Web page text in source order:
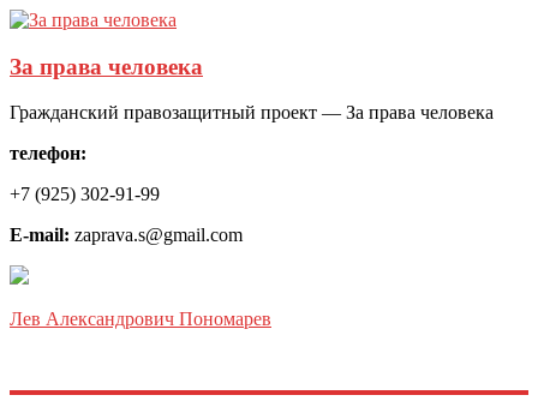
За права человека
Гражданский правозащитный проект — За права человека
телефон:
+7 (925) 302-91-99
E-mail: zaprava.s@gmail.com
Лев Александрович Пономарев